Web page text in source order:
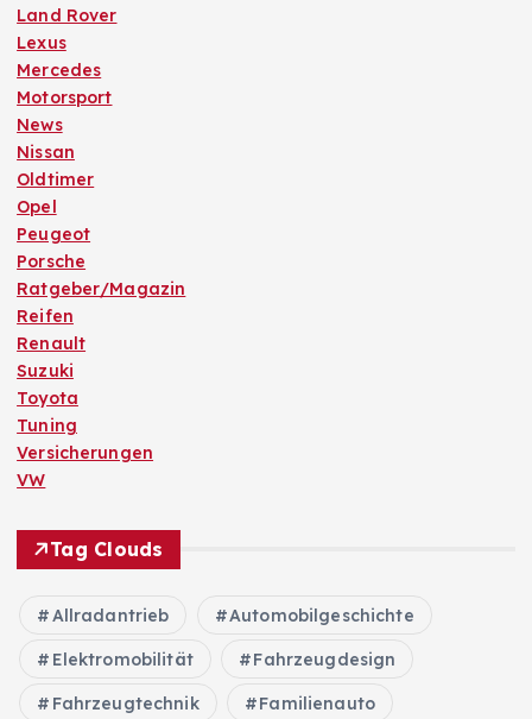
Land Rover
Lexus
Mercedes
Motorsport
News
Nissan
Oldtimer
Opel
Peugeot
Porsche
Ratgeber/Magazin
Reifen
Renault
Suzuki
Toyota
Tuning
Versicherungen
VW
Tag Clouds
Allradantrieb Automobilgeschichte
Elektromobilität Fahrzeugdesign
Fahrzeugtechnik Familienauto